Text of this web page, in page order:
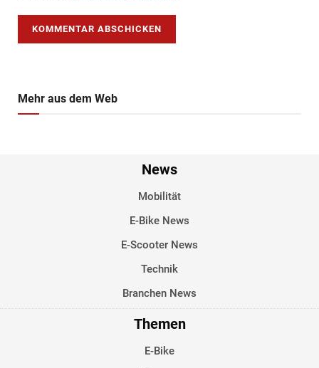
Mehr aus dem Web
News
Mobilität
E-Bike News
E-Scooter News
Technik
Branchen News
Themen
E-Bike